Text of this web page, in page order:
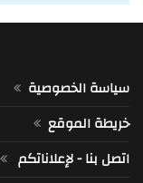
سياسة الخصوصية
خريطة الموقع
اتصل بنا - لإعلاناتكم